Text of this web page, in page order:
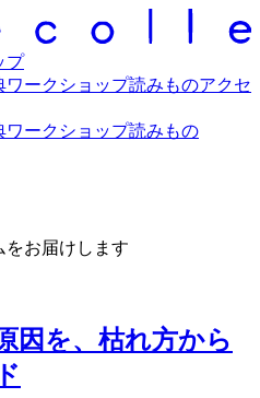
プ
ワークショップ読みものアクセ
ワークショップ読みもの
をお届けします
因を、枯れ方から